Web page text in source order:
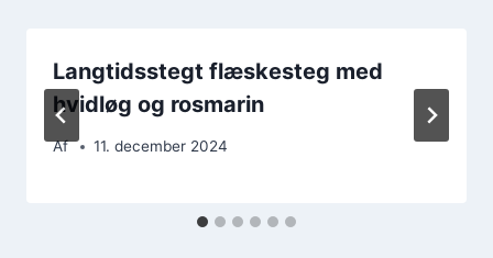
Langtidsstegt flæskesteg med
hvidløg og rosmarin
Af 11. december 2024